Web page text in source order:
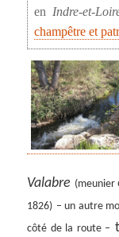
enIndre-et-
champêtre et
Valabre (meunier
1826) – un autre
côté de la route –